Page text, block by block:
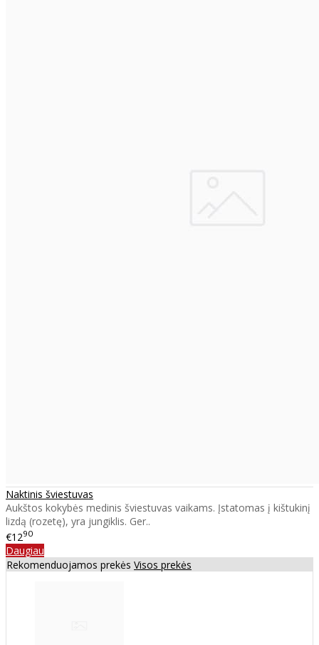
Naktinis šviestuvas
Aukštos kokybės medinis šviestuvas vaikams. Įstatomas į kištukinį
lizdą (rozetę), yra jungiklis. Ger..
€1290
Daugiau
Rekomenduojamos prekės Visos prekės